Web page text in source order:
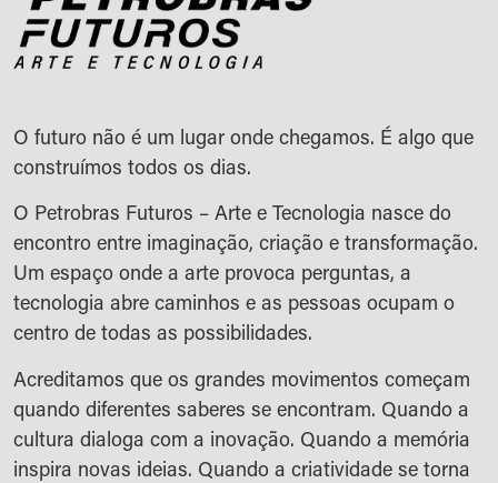
O futuro não é um lugar onde chegamos. É algo que
construímos todos os dias.
O Petrobras Futuros – Arte e Tecnologia nasce do
encontro entre imaginação, criação e transformação.
Um espaço onde a arte provoca perguntas, a
tecnologia abre caminhos e as pessoas ocupam o
centro de todas as possibilidades.
Acreditamos que os grandes movimentos começam
quando diferentes saberes se encontram. Quando a
cultura dialoga com a inovação. Quando a memória
inspira novas ideias. Quando a criatividade se torna